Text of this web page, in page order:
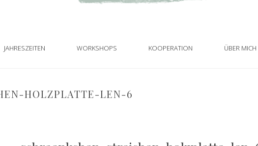
JAHRESZEITEN WORKSHOPS KOOPERATION ÜBER
HOLZPLATTE-LEN-6